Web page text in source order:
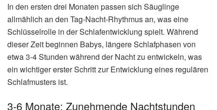
In den ersten drei Monaten passen sich Säuglinge
allmählich an den Tag-Nacht-Rhythmus an, was eine
Schlüsselrolle in der Schlafentwicklung spielt. Während
dieser Zeit beginnen Babys, längere Schlafphasen von
etwa 3-4 Stunden während der Nacht zu entwickeln, was
ein wichtiger erster Schritt zur Entwicklung eines regulären
Schlafmusters ist.
3-6 Monate: Zunehmende Nachtstunden